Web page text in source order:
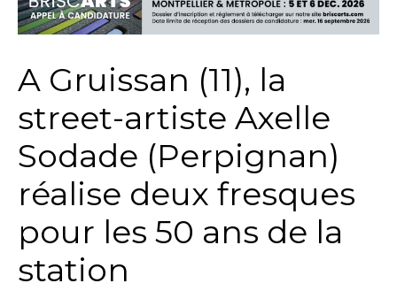
A Gruissan (11), la
street-artiste Axelle
Sodade (Perpignan)
réalise deux fresques
pour les 50 ans de la
station